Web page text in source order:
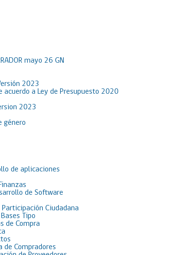
mayo 26 GN
2023
acuerdo a Ley de Presupuesto 2020
2023
género
de aplicaciones
de Software
Ciudadana
Tipo
de Compra
de Compradores